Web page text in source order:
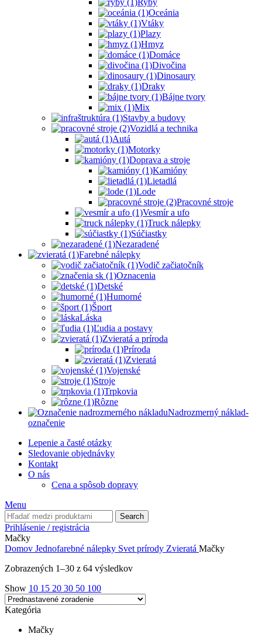
Ryby
Oceánia
Vtáky
Plazy
Hmyz
Domáce
Divočina
Dinosaury
Draky
Bájne tvory
Mix
Stavby a budovy
Vozidlá a technika
Autá
Motorky
Doprava a stroje
Kamióny
Lietadlá
Lode
Pracovné stroje
Vesmír a ufo
Truck nálepky
Súčiastky
Nezaradené
Farebné nálepky
Vodič začiatočník
Oznacenia
Detské
Humorné
Šport
Láska
Ľudia a postavy
Zvieratá a príroda
Príroda
Zvieratá
Vojenské
Stroje
Trpkovia
Rôzne
Nadrozmerný náklad-
označenie
Lepenie a časté otázky
Sledovanie objednávky
Kontakt
O nás
Cena a spôsob dopravy
Menu
Search
Prihlásenie / registrácia
Mačky
Domov Jednofarebné nálepky Svet prírody Zvieratá Mačky
Zobrazených 1–30 z 64 výsledkov
Show 10 15 20 30 50 100
Kategória
Mačky